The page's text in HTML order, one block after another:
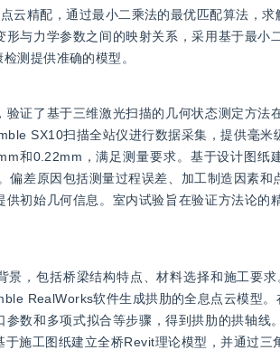
云精配，通过最小二乘法的最优匹配算法，
形与力学参数之间的映射关系，采用基于最
测提供准确的模型。
验证了基于三维激光扫描的几何状态测定方
SX10扫描全站仪进行数据采集，提供毫
和0.22mm，满足测量要求。基于设计图
偏差原因包括测量过程误差、加工制造因素
供初始几何信息。室内试验旨在验证方法论
景，包括桥梁结构特点、材料选择和施工要
RealWorks软件生成拱肋的全息点云模型
参数和多项式拟合等步骤，得到拱肋的拱轴
施工图纸建立全桥Revit理论模型，并通过